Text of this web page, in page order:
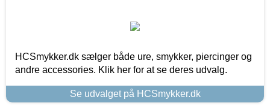
HCSmykker.dk sælger både ure, smykker, piercinger og
andre accessories. Klik her for at se deres udvalg.
Se udvalget på HCSmykker.dk